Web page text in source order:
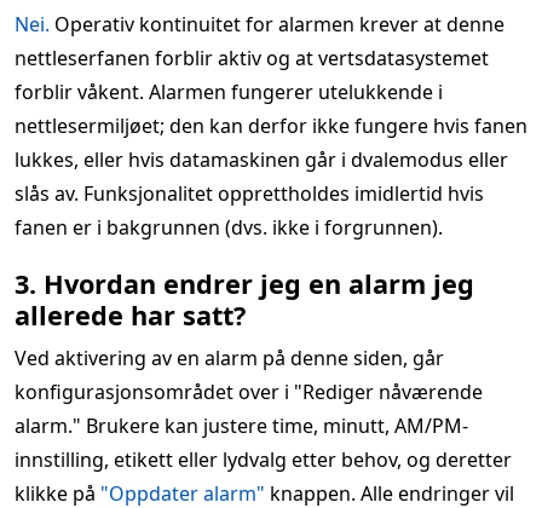
Nei. Operativ kontinuitet for alarmen krever at denne
nettleserfanen forblir aktiv og at vertsdatasystemet
forblir våkent. Alarmen fungerer utelukkende i
nettlesermiljøet; den kan derfor ikke fungere hvis fanen
lukkes, eller hvis datamaskinen går i dvalemodus eller
slås av. Funksjonalitet opprettholdes imidlertid hvis
fanen er i bakgrunnen (dvs. ikke i forgrunnen).
3. Hvordan endrer jeg en alarm jeg
allerede har satt?
Ved aktivering av en alarm på denne siden, går
konfigurasjonsområdet over i "Rediger nåværende
alarm." Brukere kan justere time, minutt, AM/PM-
innstilling, etikett eller lydvalg etter behov, og deretter
klikke på "Oppdater alarm" knappen. Alle endringer vil